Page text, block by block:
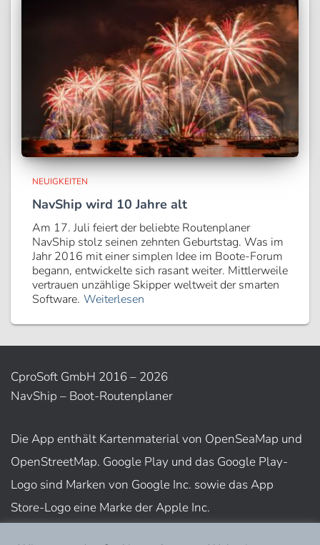
NEUIGKEITEN
NavShip wird 10 Jahre alt
Am 17. Juli feiert der beliebte Routenplaner
NavShip stolz seinen zehnten Geburtstag. Was im
Jahr 2016 mit einer simplen Idee im Boote-Forum
begann, entwickelte sich rasant weiter. Mittlerweile
vertrauen unzählige Skipper weltweit der smarten
Software. Weiterlesen
CproSoft GmbH 2016 – 2026
NavShip – Boot-Routenplaner
Die App enthält Kartenmaterial von OpenSeaMap und
OpenStreetMap. Google Play und das Google Play-
Logo sind Marken von Google Inc. sowie das App
Store-Logo eine Marke der Apple Inc.